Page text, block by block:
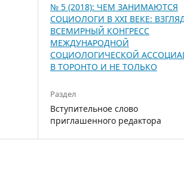
№ 5 (2018): ЧЕМ ЗАНИМАЮТСЯ
СОЦИОЛОГИ В XXI ВЕКЕ:
ВСЕМИРНЫЙ КОНГРЕСС
МЕЖДУНАРОДНОЙ
СОЦИОЛОГИЧЕСКОЙ
В ТОРОНТО И НЕ ТОЛЬКО
Раздел
Вступительное слово
приглашенного редактора